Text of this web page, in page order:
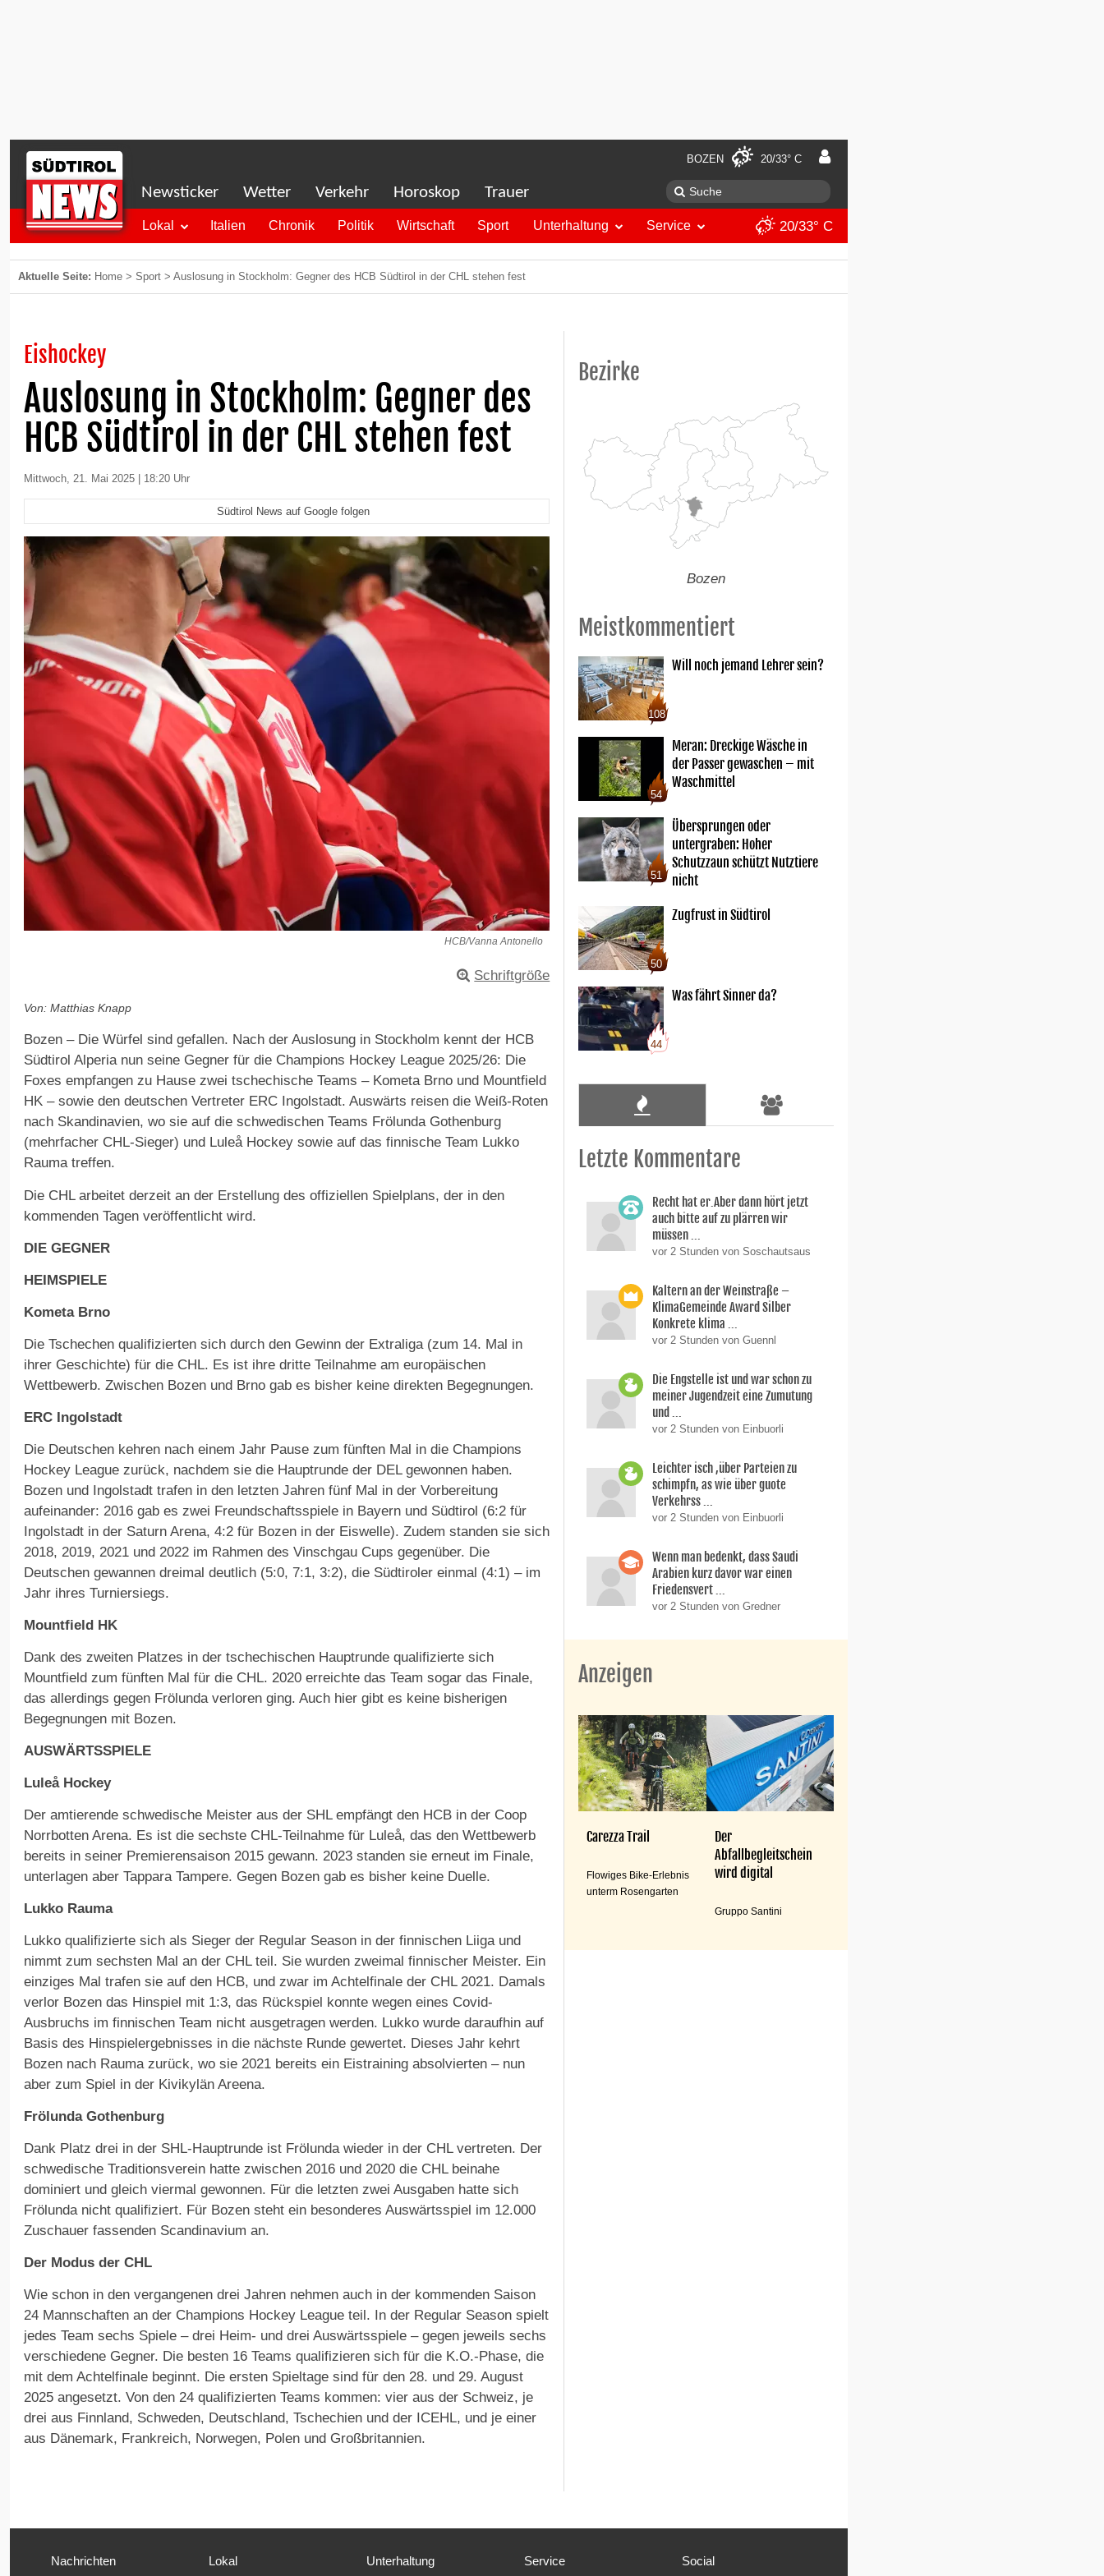
BOZEN 20/33° C
Newsticker Wetter Verkehr Horoskop Trauer
Lokal Italien Chronik Politik Wirtschaft Sport Unterhaltung Service 20/33° C
Aktuelle Seite: Home > Sport > Auslosung in Stockholm: Gegner des HCB Südtirol in der CHL stehen fest
Eishockey
Auslosung in Stockholm: Gegner des
HCB Südtirol in der CHL stehen fest
Mittwoch, 21. Mai 2025 | 18:20 Uhr
Südtirol News auf Google folgen
HCB/Vanna Antonello
Schriftgröße
Von: Matthias Knapp
Bozen – Die Würfel sind gefallen. Nach der Auslosung in Stockholm kennt der HCB
Südtirol Alperia nun seine Gegner für die Champions Hockey League 2025/26: Die
Foxes empfangen zu Hause zwei tschechische Teams – Kometa Brno und Mountfield
HK – sowie den deutschen Vertreter ERC Ingolstadt. Auswärts reisen die Weiß-Roten
nach Skandinavien, wo sie auf die schwedischen Teams Frölunda Gothenburg
(mehrfacher CHL-Sieger) und Luleå Hockey sowie auf das finnische Team Lukko
Rauma treffen.
Die CHL arbeitet derzeit an der Erstellung des offiziellen Spielplans, der in den
kommenden Tagen veröffentlicht wird.
DIE GEGNER
HEIMSPIELE
Kometa Brno
Die Tschechen qualifizierten sich durch den Gewinn der Extraliga (zum 14. Mal in
ihrer Geschichte) für die CHL. Es ist ihre dritte Teilnahme am europäischen
Wettbewerb. Zwischen Bozen und Brno gab es bisher keine direkten Begegnungen.
ERC Ingolstadt
Die Deutschen kehren nach einem Jahr Pause zum fünften Mal in die Champions
Hockey League zurück, nachdem sie die Hauptrunde der DEL gewonnen haben.
Bozen und Ingolstadt trafen in den letzten Jahren fünf Mal in der Vorbereitung
aufeinander: 2016 gab es zwei Freundschaftsspiele in Bayern und Südtirol (6:2 für
Ingolstadt in der Saturn Arena, 4:2 für Bozen in der Eiswelle). Zudem standen sie sich
2018, 2019, 2021 und 2022 im Rahmen des Vinschgau Cups gegenüber. Die
Deutschen gewannen dreimal deutlich (5:0, 7:1, 3:2), die Südtiroler einmal (4:1) – im
Jahr ihres Turniersiegs.
Mountfield HK
Dank des zweiten Platzes in der tschechischen Hauptrunde qualifizierte sich
Mountfield zum fünften Mal für die CHL. 2020 erreichte das Team sogar das Finale,
das allerdings gegen Frölunda verloren ging. Auch hier gibt es keine bisherigen
Begegnungen mit Bozen.
AUSWÄRTSSPIELE
Luleå Hockey
Der amtierende schwedische Meister aus der SHL empfängt den HCB in der Coop
Norrbotten Arena. Es ist die sechste CHL-Teilnahme für Luleå, das den Wettbewerb
bereits in seiner Premierensaison 2015 gewann. 2023 standen sie erneut im Finale,
unterlagen aber Tappara Tampere. Gegen Bozen gab es bisher keine Duelle.
Lukko Rauma
Lukko qualifizierte sich als Sieger der Regular Season in der finnischen Liiga und
nimmt zum sechsten Mal an der CHL teil. Sie wurden zweimal finnischer Meister. Ein
einziges Mal trafen sie auf den HCB, und zwar im Achtelfinale der CHL 2021. Damals
verlor Bozen das Hinspiel mit 1:3, das Rückspiel konnte wegen eines Covid-
Ausbruchs im finnischen Team nicht ausgetragen werden. Lukko wurde daraufhin auf
Basis des Hinspielergebnisses in die nächste Runde gewertet. Dieses Jahr kehrt
Bozen nach Rauma zurück, wo sie 2021 bereits ein Eistraining absolvierten – nun
aber zum Spiel in der Kivikylän Areena.
Frölunda Gothenburg
Dank Platz drei in der SHL-Hauptrunde ist Frölunda wieder in der CHL vertreten. Der
schwedische Traditionsverein hatte zwischen 2016 und 2020 die CHL beinahe
dominiert und gleich viermal gewonnen. Für die letzten zwei Ausgaben hatte sich
Frölunda nicht qualifiziert. Für Bozen steht ein besonderes Auswärtsspiel im 12.000
Zuschauer fassenden Scandinavium an.
Der Modus der CHL
Wie schon in den vergangenen drei Jahren nehmen auch in der kommenden Saison
24 Mannschaften an der Champions Hockey League teil. In der Regular Season spielt
jedes Team sechs Spiele – drei Heim- und drei Auswärtsspiele – gegen jeweils sechs
verschiedene Gegner. Die besten 16 Teams qualifizieren sich für die K.O.-Phase, die
mit dem Achtelfinale beginnt. Die ersten Spieltage sind für den 28. und 29. August
2025 angesetzt. Von den 24 qualifizierten Teams kommen: vier aus der Schweiz, je
drei aus Finnland, Schweden, Deutschland, Tschechien und der ICEHL, und je einer
aus Dänemark, Frankreich, Norwegen, Polen und Großbritannien.
Bezirke
Bozen
Meistkommentiert
108
Will noch jemand Lehrer sein?
54
Meran: Dreckige Wäsche in
der Passer gewaschen – mit
Waschmittel
51
Übersprungen oder
untergraben: Hoher
Schutzzaun schützt Nutztiere
nicht
50
Zugfrust in Südtirol
44
Was fährt Sinner da?
Letzte Kommentare
Recht hat er.Aber dann hört jetzt
auch bitte auf zu plärren wir
müssen ...
vor 2 Stunden von Soschautsaus
Kaltern an der Weinstraße –
KlimaGemeinde Award Silber
Konkrete klima ...
vor 2 Stunden von Guennl
Die Engstelle ist und war schon zu
meiner Jugendzeit eine Zumutung
und ...
vor 2 Stunden von Einbuorli
Leichter isch ,über Parteien zu
schimpfn, as wie über guote
Verkehrss ...
vor 2 Stunden von Einbuorli
Wenn man bedenkt, dass Saudi
Arabien kurz davor war einen
Friedensvert ...
vor 2 Stunden von Gredner
Anzeigen
Carezza Trail
Flowiges Bike-Erlebnis
unterm Rosengarten
Der
Abfallbegleitschein
wird digital
Gruppo Santini
Nachrichten Lokal Unterhaltung Service Social